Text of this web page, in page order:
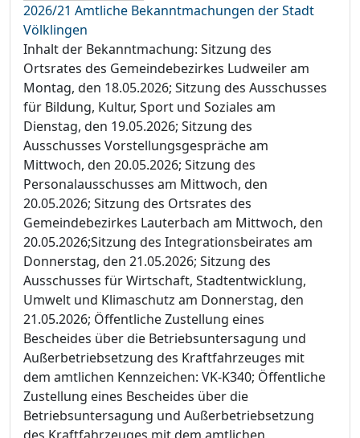
2026/21 Amtliche Bekanntmachungen der Stadt
Völklingen
Inhalt der Bekanntmachung: Sitzung des
Ortsrates des Gemeindebezirkes Ludweiler am
Montag, den 18.05.2026; Sitzung des Ausschusses
für Bildung, Kultur, Sport und Soziales am
Dienstag, den 19.05.2026; Sitzung des
Ausschusses Vorstellungsgespräche am
Mittwoch, den 20.05.2026; Sitzung des
Personalausschusses am Mittwoch, den
20.05.2026; Sitzung des Ortsrates des
Gemeindebezirkes Lauterbach am Mittwoch, den
20.05.2026;Sitzung des Integrationsbeirates am
Donnerstag, den 21.05.2026; Sitzung des
Ausschusses für Wirtschaft, Stadtentwicklung,
Umwelt und Klimaschutz am Donnerstag, den
21.05.2026; Öffentliche Zustellung eines
Bescheides über die Betriebsuntersagung und
Außerbetriebsetzung des Kraftfahrzeuges mit
dem amtlichen Kennzeichen: VK-K340; Öffentliche
Zustellung eines Bescheides über die
Betriebsuntersagung und Außerbetriebsetzung